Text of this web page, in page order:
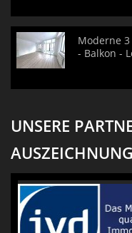
Moderne
- Balkon -
UNSERE